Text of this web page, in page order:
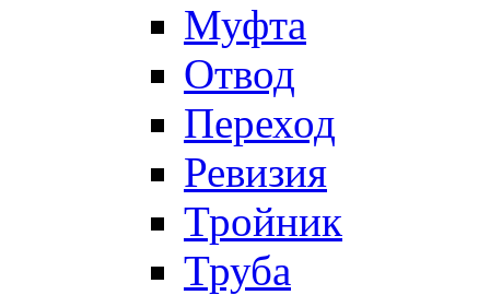
Муфта
Отвод
Переход
Ревизия
Тройник
Труба